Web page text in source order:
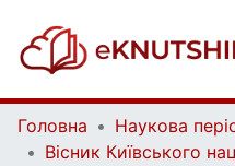
Головна